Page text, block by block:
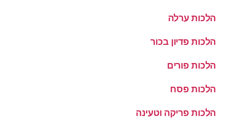
הלכות ערלה
הלכות פדיון בכור
הלכות פורים
הלכות פסח
הלכות פריקה וטעינה